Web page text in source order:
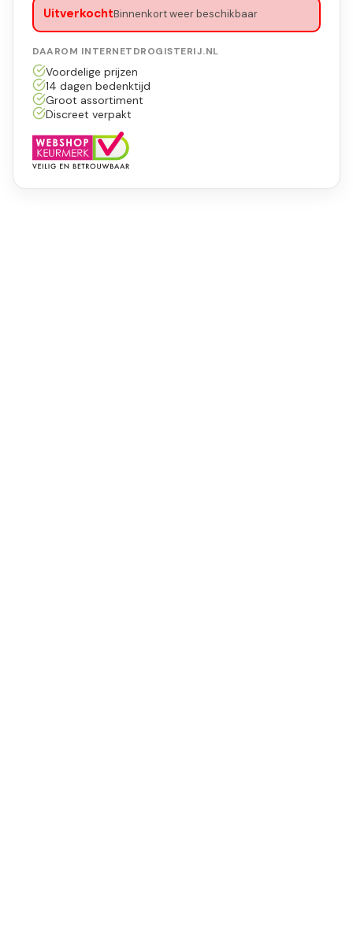
UitverkochtBinnenkort weer beschikbaar
DAAROM INTERNETDROGISTERIJ.NL
Voordelige prijzen
14 dagen bedenktijd
Groot assortiment
Discreet verpakt